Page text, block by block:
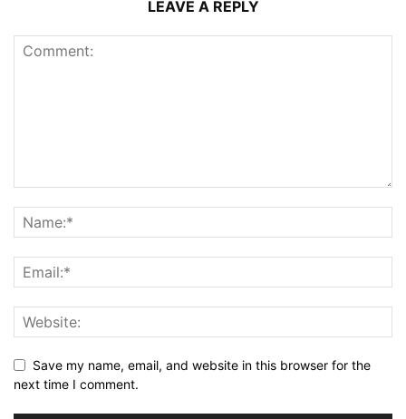
LEAVE A REPLY
Save my name, email, and website in this browser for the
next time I comment.